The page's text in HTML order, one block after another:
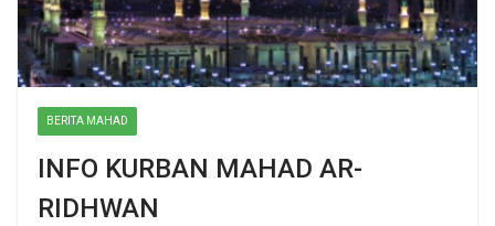
BERITA MAHAD
INFO KURBAN MAHAD AR-
RIDHWAN